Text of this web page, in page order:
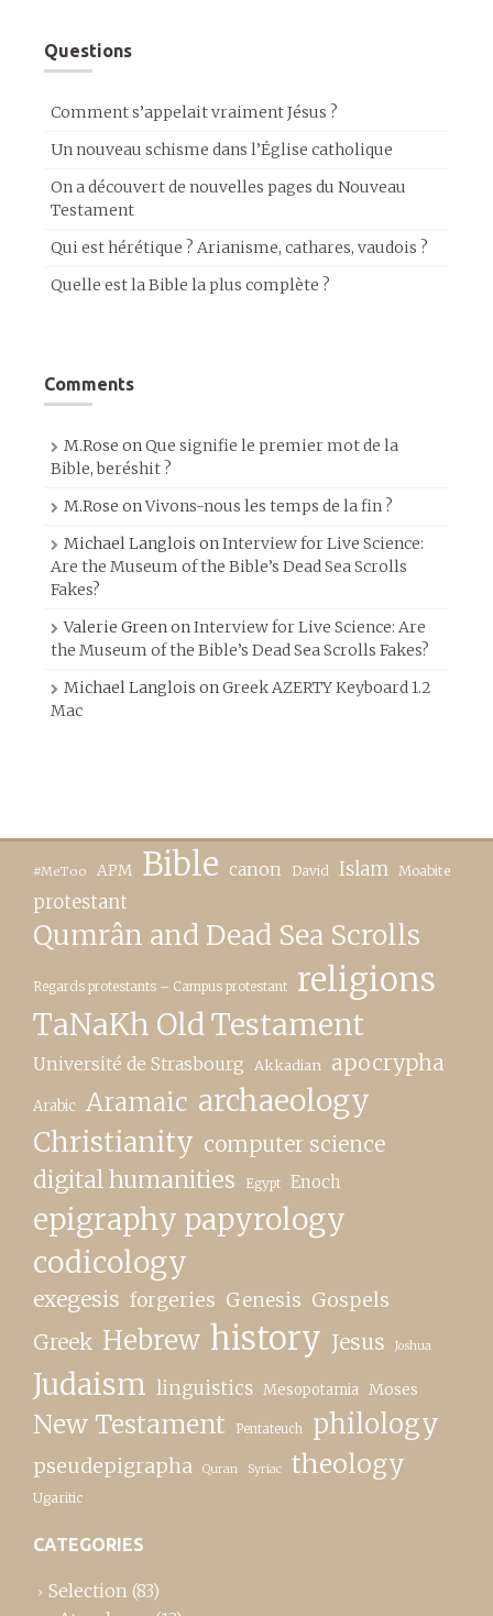
Questions
Comment s’appelait vraiment Jésus ?
Un nouveau schisme dans l’Église catholique
On a découvert de nouvelles pages du Nouveau
Testament
Qui est hérétique ? Arianisme, cathares, vaudois ?
Quelle est la Bible la plus complète ?
Comments
M.Rose onQue signifie le premier mot de la
Bible, beréshit ?
M.Rose onVivons-nous les temps de la fin ?
Michael Langlois onInterview for Live Science:
Are the Museum of the Bible’s Dead Sea Scrolls
Fakes?
Valerie GreenonInterview for Live Science: Are
the Museum of the Bible’s Dead Sea Scrolls Fakes?
Michael Langlois onGreek AZERTY Keyboard 1.2
Mac
#MeToo APM Bible canon David Islam Moabite
protestant
Qumrân and Dead Sea Scrolls
Regards protestants – Campus protestant religions
TaNaKh Old Testament
Université de Strasbourg Akkadian apocrypha
Arabic Aramaic archaeology
Christianity computer science
digital humanities Egypt Enoch
epigraphy papyrology
codicology
exegesis forgeries Genesis Gospels
Greek Hebrew history Jesus Joshua
Judaism linguistics Mesopotamia Moses
New Testament Pentateuch philology
pseudepigrapha Quran Syriac theology
Ugaritic
CATEGORIES
Selection (83)